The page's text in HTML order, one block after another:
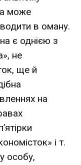
може
в оману.
є однією з
не
ще й
на
і т.
особу,